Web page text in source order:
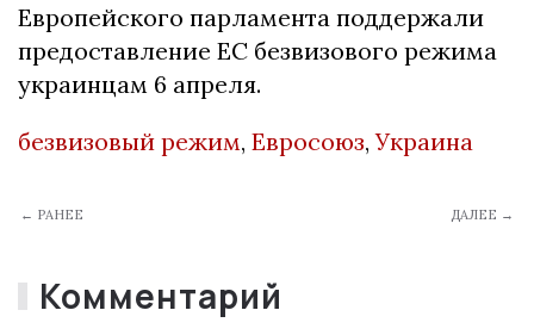
Европейского парламента поддержали
предоставление ЕС безвизового режима
украинцам 6 апреля.
безвизовый режим, Евросоюз,Украина
← РАНЕЕ ДАЛЕЕ →
Комментарий